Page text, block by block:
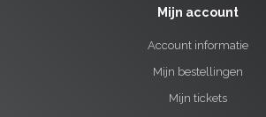
Mijn account
Account informatie
Mijn bestellingen
Mijn tickets